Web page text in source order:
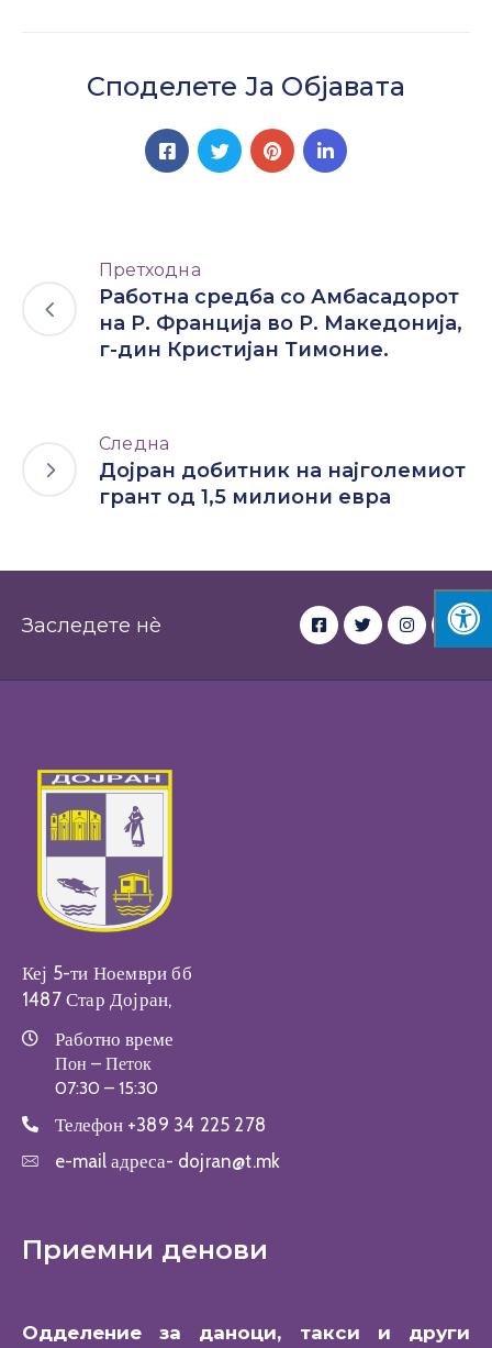
Споделете Ја Објавата
Претходна
Работна средба со Амбасадорот
на Р. Франција во Р. Македонија,
г-дин Кристијан Тимоние.
Следна
Дојран добитник на најголемиот
грант од 1,5 милиони евра
Заследете нè
Кеј 5-ти Ноември бб
1487 Стар Дојран,
Работно време
Пон – Петок
07:30 – 15:30
Телефон +389 34 225 278
e-mail адреса- dojran@t.mk
Приемни денови
Одделение за даноци, такси и други